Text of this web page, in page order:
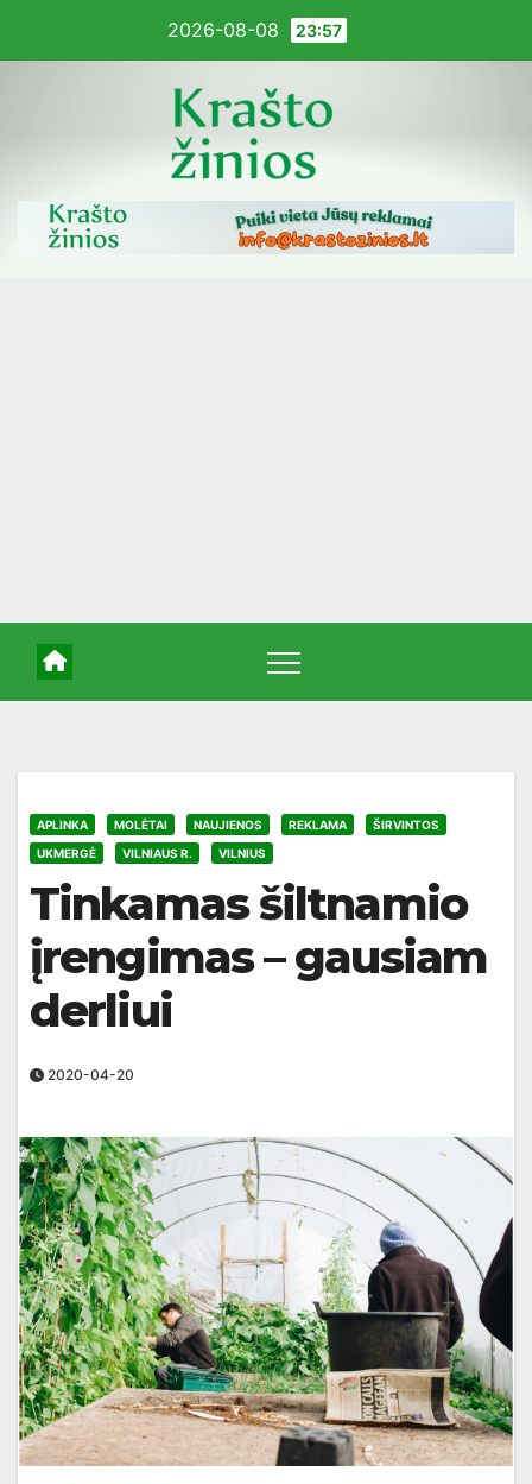
2026-08-08 23:57
APLINKA MOLĖTAI NAUJIENOS REKLAMA
ŠIRVINTOS
UKMERGĖ
VILNIAUS R. VILNIUS
Tinkamas šiltnamio
įrengimas – gausiam
derliui
2020-04-20